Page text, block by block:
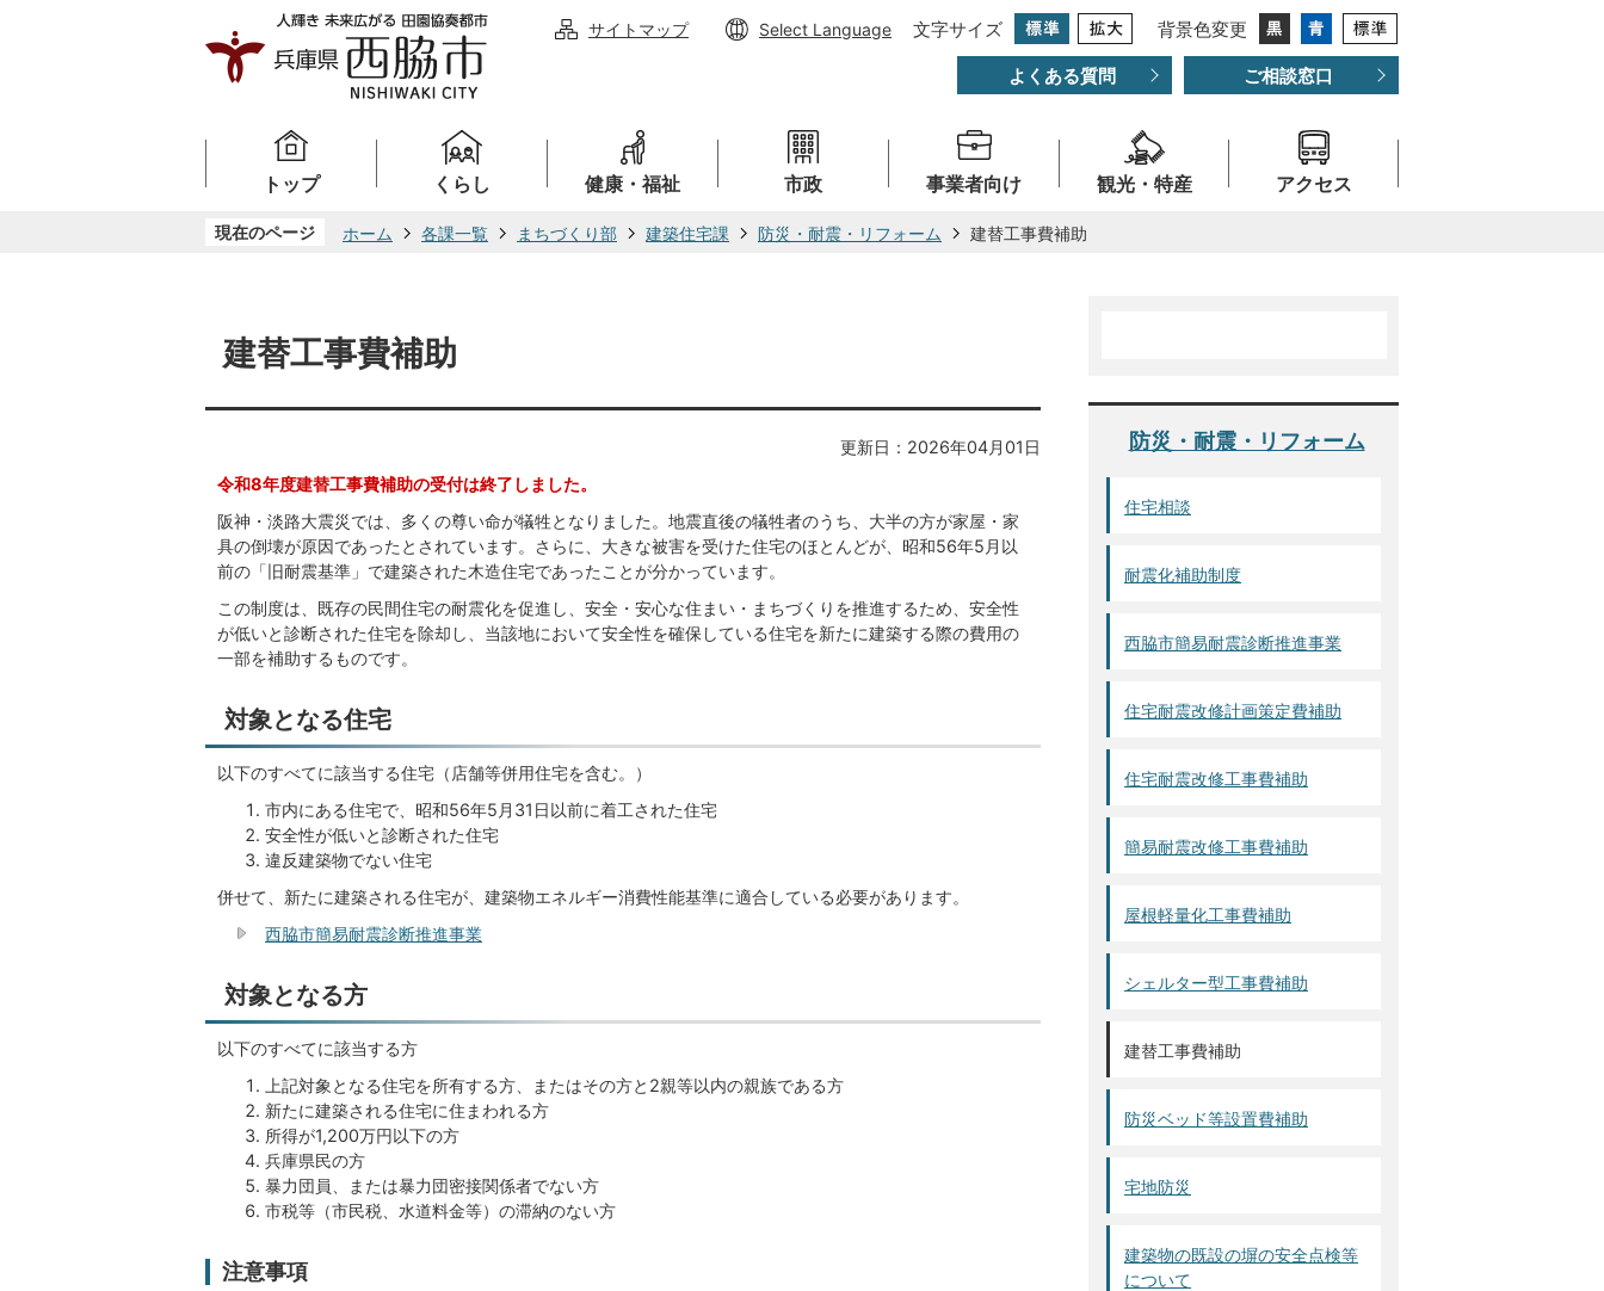
サイトマップ Select Language 文字サイズ 背景色変更
よくある質問 ご相談窓口
トップ くらし 健康・福祉 市政 事業者向け 観光・特産 アクセス
現在のページ ホーム 各課一覧 まちづくり部 建築住宅課 防災・耐震・リフォーム 建替工事費補助
建替工事費補助
更新日：2026年04月01日
令和8年度建替工事費補助の受付は終了しました。
阪神・淡路大震災では、多くの尊い命が犠牲となりました。地震直後の犠牲者のうち、大半の方が家屋・家
具の倒壊が原因であったとされています。さらに、大きな被害を受けた住宅のほとんどが、昭和56年5月以
前の「旧耐震基準」で建築された木造住宅であったことが分かっています。
この制度は、既存の民間住宅の耐震化を促進し、安全・安心な住まい・まちづくりを推進するため、安全性
が低いと診断された住宅を除却し、当該地において安全性を確保している住宅を新たに建築する際の費用の
一部を補助するものです。
対象となる住宅
以下のすべてに該当する住宅（店舗等併用住宅を含む。）
市内にある住宅で、昭和56年5月31日以前に着工された住宅
安全性が低いと診断された住宅
違反建築物でない住宅
併せて、新たに建築される住宅が、建築物エネルギー消費性能基準に適合している必要があります。
西脇市簡易耐震診断推進事業
対象となる方
以下のすべてに該当する方
上記対象となる住宅を所有する方、またはその方と2親等以内の親族である方
新たに建築される住宅に住まわれる方
所得が1,200万円以下の方
兵庫県民の方
暴力団員、または暴力団密接関係者でない方
市税等（市民税、水道料金等）の滞納のない方
注意事項
防災・耐震・リフォーム
住宅相談
耐震化補助制度
西脇市簡易耐震診断推進事業
住宅耐震改修計画策定費補助
住宅耐震改修工事費補助
簡易耐震改修工事費補助
屋根軽量化工事費補助
シェルター型工事費補助
建替工事費補助
防災ベッド等設置費補助
宅地防災
建築物の既設の塀の安全点検等
について